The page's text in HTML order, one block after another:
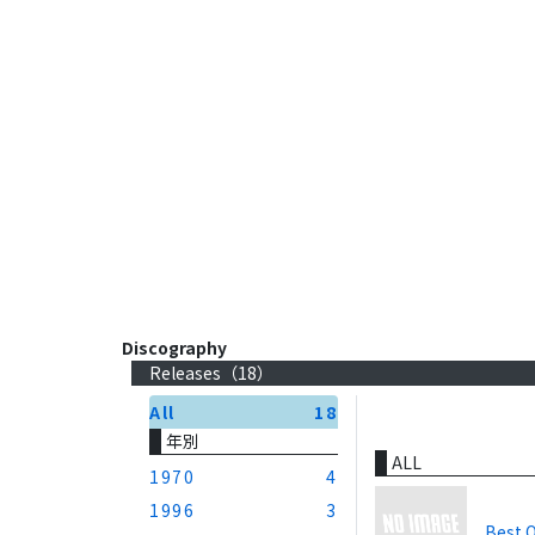
Discography
Releases（18）
All
18
年別
1970
4
1996
3
ALL